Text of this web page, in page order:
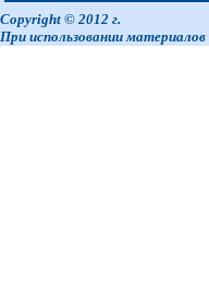
Copyright © 2012 г.
При использовании